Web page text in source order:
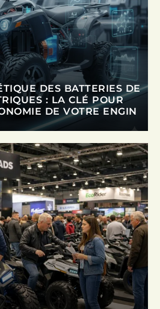
DES BATTERIES DE
: LA CLÉ POUR
DE VOTRE ENGIN